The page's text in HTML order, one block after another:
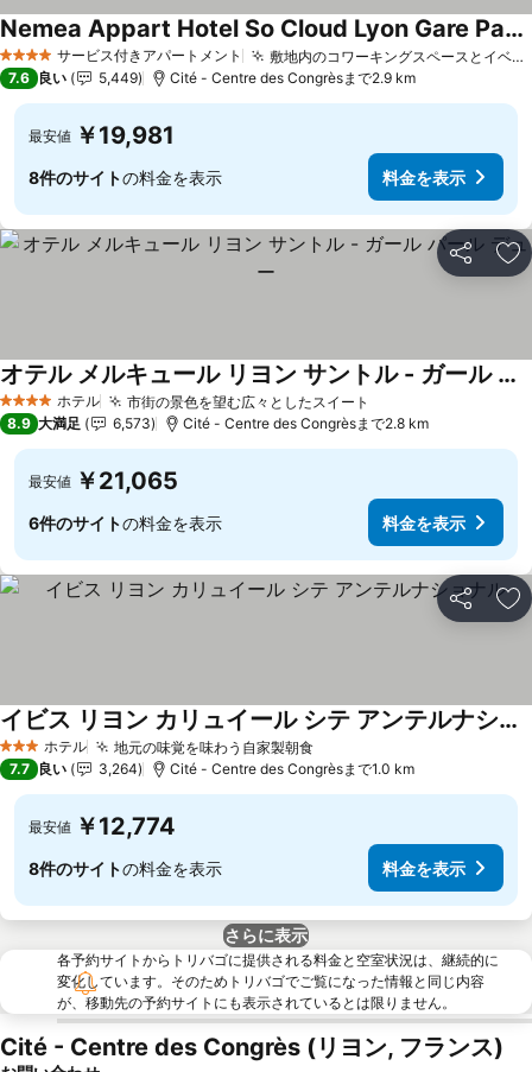
4 ホテルのランクサービス付きアパートメント 敷地内のコワーキングスペースとイベントスペース
Nemea Appart Hotel So Cloud Lyon Gare Part-Dieu
料金を表示
7.6 良い 5,449 Cité - Centre des Congrèsまで2.9 km
最安値 ￥19,981
8件のサイトの料金を表示 料金を表示
シェア お
4 ホテルのランク
ホテル 市街の景色を望む広々としたスイート
オテル メルキュール リヨン サントル - ガール パール デュー
料金を表示
8.9 大満足 6,573 Cité - Centre des Congrèsまで2.8 km
最安値 ￥21,065
6件のサイトの料金を表示 料金を表示
シェア お
3 ホテルのランク
ホテル 地元の味覚を味わう自家製朝食料金を表示
イビス リヨン カリュイール シテ アンテルナショナル
料金を表示
7.7 良い 3,264 Cité - Centre des Congrèsまで1.0 km
最安値 ￥12,774
8件のサイトの料金を表示 料金を表示
さらに表示
各予約サイトからトリバゴに提供される料金と空室状況は、継続的に
変化しています。そのためトリバゴでご覧になった情報と同じ内容
が、移動先の予約サイトにも表示されているとは限りません。
Cité - Centre des Congrès (リヨン, フランス)